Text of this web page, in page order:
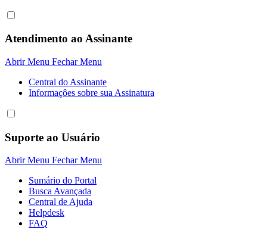
Atendimento ao Assinante
Abrir Menu Fechar Menu
Central do Assinante
Informaçôes sobre sua Assinatura
Suporte ao Usuário
Abrir Menu Fechar Menu
Sumário do Portal
Busca Avançada
Central de Ajuda
Helpdesk
FAQ